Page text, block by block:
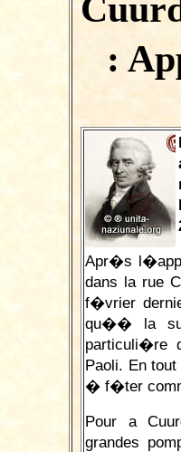
:
Apr�s
dans la rue
f�vrier
qu�� la
particuli�re
Paoli. En
� f�ter
Pour a
grandes